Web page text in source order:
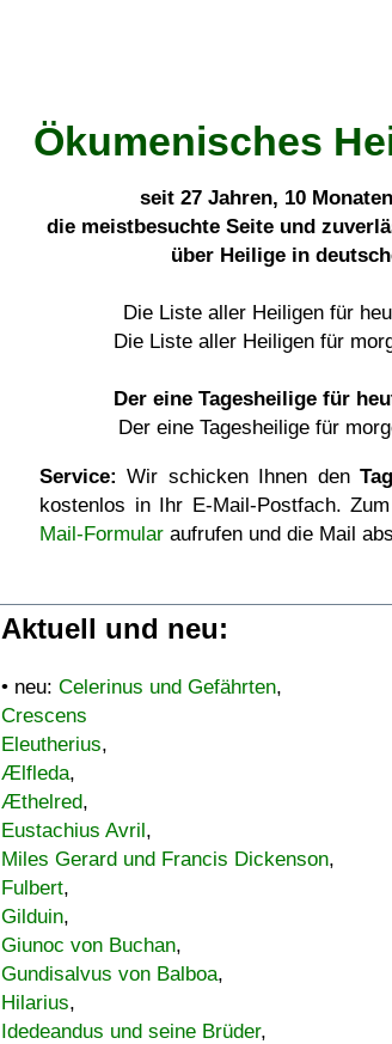
Ökumenisches
seit 27 Jahren, 10
die meistbesuchte Seite und
über Heilige in
Die Liste aller Heiligen für
Die Liste aller Heiligen für
Der eine Tagesheilige für
Der eine Tagesheilige für
Service: Wir schicken Ihnen den
kostenlos in Ihr E-Mail-Postfach.
Mail-Formular aufrufen und die Mail
Aktuell und neu:
• neu: Celerinus und Gefährten,
Crescens
Eleutherius,
Ælfleda,
Æthelred,
Eustachius Avril,
Miles Gerard und Francis Dickenson,
Fulbert,
Gilduin,
Giunoc von Buchan,
Gundisalvus von Balboa,
Hilarius,
Idedeandus und seine Brüder,